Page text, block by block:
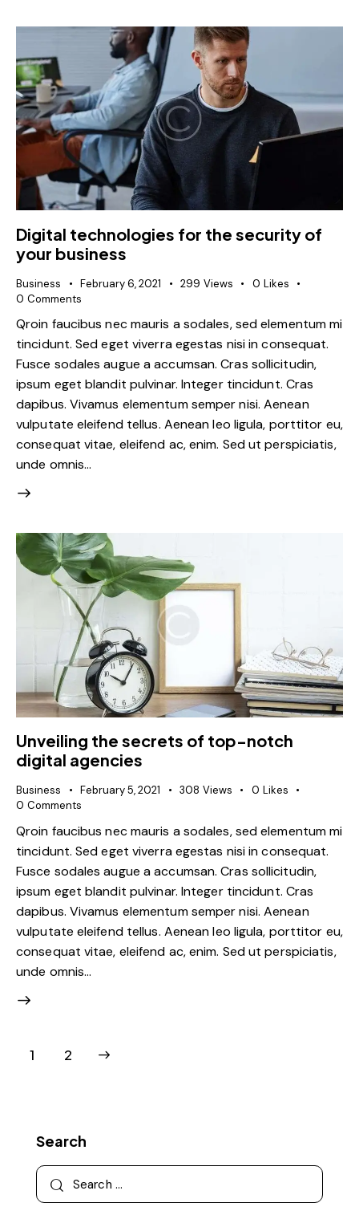
Digital technologies for the security of
your business
Business February 6, 2021 299 Views 0 Likes
0 Comments
Qroin faucibus nec mauris a sodales, sed elementum mi
tincidunt. Sed eget viverra egestas nisi in consequat.
Fusce sodales augue a accumsan. Cras sollicitudin,
ipsum eget blandit pulvinar. Integer tincidunt. Cras
dapibus. Vivamus elementum semper nisi. Aenean
vulputate eleifend tellus. Aenean leo ligula, porttitor eu,
consequat vitae, eleifend ac, enim. Sed ut perspiciatis,
unde omnis…
Unveiling the secrets of top-notch
digital agencies
Business February 5, 2021 308 Views 0 Likes
0 Comments
Qroin faucibus nec mauris a sodales, sed elementum mi
tincidunt. Sed eget viverra egestas nisi in consequat.
Fusce sodales augue a accumsan. Cras sollicitudin,
ipsum eget blandit pulvinar. Integer tincidunt. Cras
dapibus. Vivamus elementum semper nisi. Aenean
vulputate eleifend tellus. Aenean leo ligula, porttitor eu,
consequat vitae, eleifend ac, enim. Sed ut perspiciatis,
unde omnis…
1 2
Search